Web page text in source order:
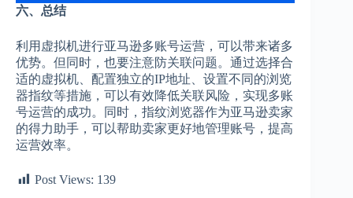
六、总结
利用虚拟机进行亚马逊多账号运营，可以带来诸多
优势。但同时，也要注意防关联问题。通过选择合
适的虚拟机、配置独立的IP地址、设置不同的浏览
器指纹等措施，可以有效降低关联风险，实现多账
号运营的成功。同时，指纹浏览器作为亚马逊卖家
的得力助手，可以帮助卖家更好地管理账号，提高
运营效率。
Post Views: 139